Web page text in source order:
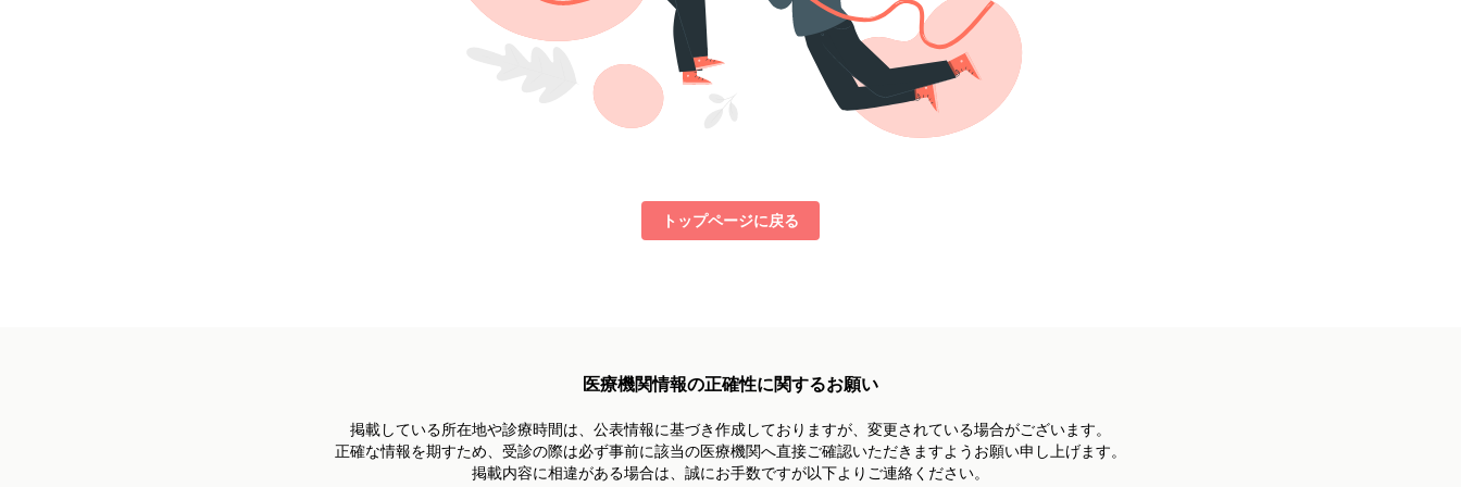
トップページに戻る
医療機関情報の正確性に関するお願い
掲載している所在地や診療時間は、 公表情報に基づき作成しておりますが、 変更されている場合がございます。
正確な情報を期すため、受診の際は必ず事前に該当の医療機関へ直接ご確認いただきますよう お願い申し上げます。
掲載内容に相違がある場合は、 誠にお手数ですが以下よりご連絡ください。